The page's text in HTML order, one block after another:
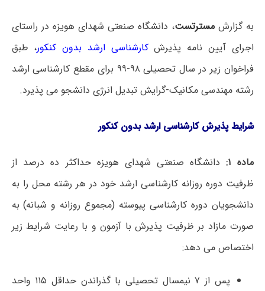
به گزارشمسترتست، دانشگاه صنعتی شهدای هویزه در راستای
اجرای آیین نامه­ پذیرشکارشناسی ارشد بدون کنکور، طبق
فراخوان زیر در سال تحصیلی ۹۸-۹۹ برای مقطع کارشناسی ارشد
رشته مهندسی مکانیک-گرایش تبدیل انرژی دانشجو می­ پذیرد.
شرایط پذیرش کارشناسی ارشد بدون کنکور
ماده ۱:
دانشگاه صنعتی شهدای هویزه حداکثر ده درصد از
ظرفیت دوره روزانه کارشناسی ارشد خود در هر رشته محل را به
دانشجویان دوره کارشناسی پیوسته (مجموع روزانه و شبانه) به
صورت مازاد بر ظرفیت پذیرش با آزمون و با رعایت شرایط زیر
اختصاص می دهد:
پس از ۷ نیمسال تحصیلی با گذراندن حداقل ۱۱۵ واحد